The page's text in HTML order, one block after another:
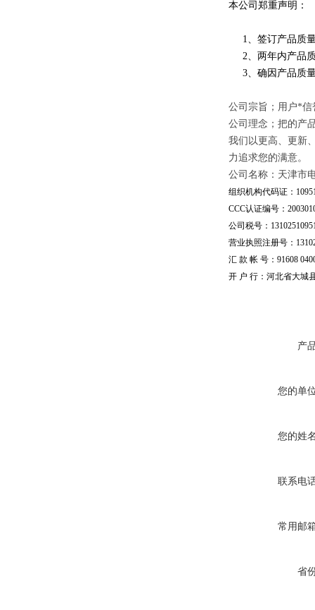
本公司郑重声明：
1、签订产品质量
2、两年内产品质
3、确因产品质量
公司宗旨；用户*
公司理念；把的产
我们以更高、更新
力追求您的满意。
公司名称：天津市
组织机构代码证：
CCC认证编号：
公司税号：
营业执照注册号：
汇 款 帐 号：91608
开 户 行：河北省大城
产
您的单
您的姓
联系电
常用邮
省